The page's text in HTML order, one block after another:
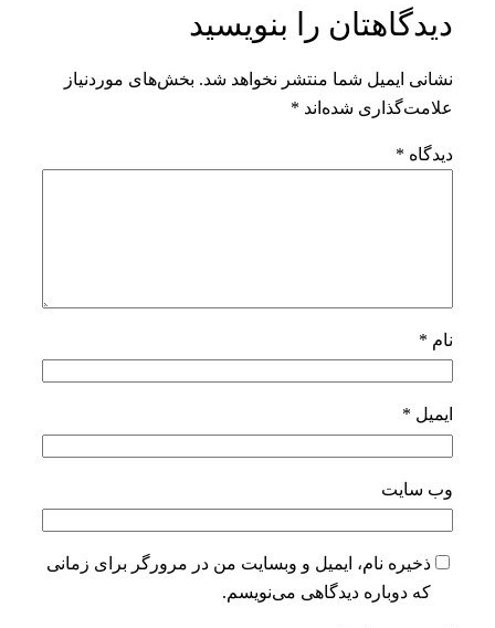
دیدگاهتان را بنویسید
نشانی ایمیل شما منتشر نخواهد شد. بخش‌های موردنیاز
علامت‌گذاری شده‌اند *
دیدگاه *
نام *
ایمیل *
وب‌ سایت
ذخیره نام، ایمیل و وبسایت من در مرورگر برای زمانی
که دوباره دیدگاهی می‌نویسم.